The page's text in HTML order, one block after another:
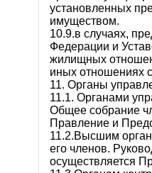
установленных
имуществом.
10.9.в случаях,
Федерации и
жилищных
иных отношениях
11. Органы
11.1. Органами
Общее собрание
Правление и
11.2.Высшим
его членов.
осуществляется